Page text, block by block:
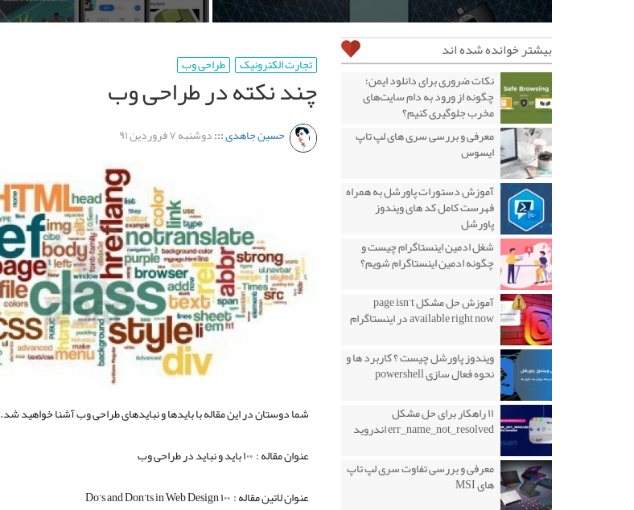
تجارت الکترونیک طراحی وب
چند نکته در طراحی وب
حسین جاهدی:::دوشنبه ۷ فروردین ۹۱
شما دوستان در این مقاله با بایدها و نبایدهای طراحی وب آشنا خواهید شد.
عنوان مقاله : ۱۰۰ باید و نباید در طراحی وب
عنوان لاتین مقاله : ۱۰۰ Do’s and Don’ts in Web Design
بیشتر خوانده شده اند
نکات ضروری برای دانلود ایمن؛
چگونه از ورود به دام سایت‌های
مخرب جلوگیری کنیم؟
معرفی و بررسی سری های لپ تاپ
ایسوس
آموزش دستورات پاورشل به همراه
فهرست کامل کد های ویندوز
پاورشل
شغل ادمین اینستاگرام چیست و
چگونه ادمین اینستاگرام شویم؟
آموزش حل مشکل page isn’t
available right now در اینستاگرام
ویندوز پاورشل چیست ؟ کاربرد ها و
نحوه فعال سازی powershell
۱۱ راهکار برای حل مشکل
err_name_not_resolved اندروید
معرفی و بررسی تفاوت سری لپ تاپ
های MSI